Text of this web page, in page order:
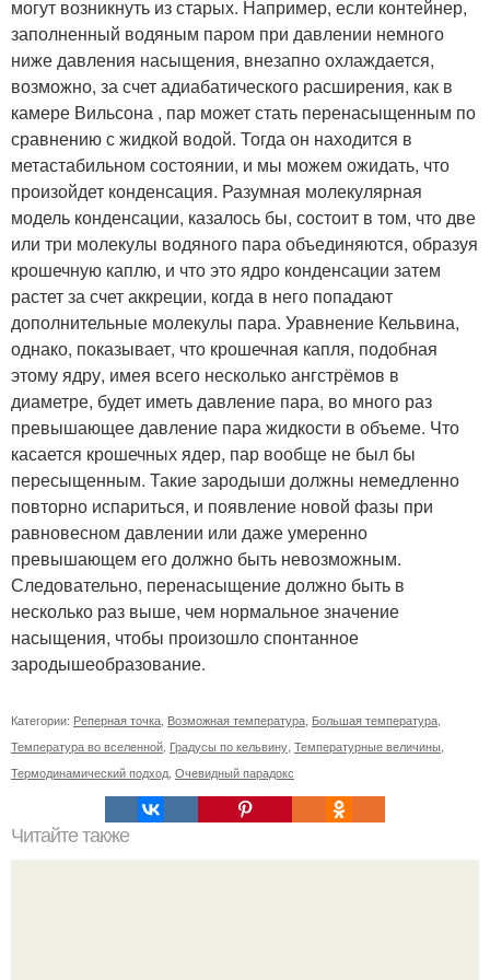
могут возникнуть из старых. Например, если контейнер,
заполненный водяным паром при давлении немного
ниже давления насыщения, внезапно охлаждается,
возможно, за счет адиабатического расширения, как в
камере Вильсона , пар может стать перенасыщенным по
сравнению с жидкой водой. Тогда он находится в
метастабильном состоянии, и мы можем ожидать, что
произойдет конденсация. Разумная молекулярная
модель конденсации, казалось бы, состоит в том, что две
или три молекулы водяного пара объединяются, образуя
крошечную каплю, и что это ядро ​​конденсации затем
растет за счет аккреции, когда в него попадают
дополнительные молекулы пара. Уравнение Кельвина,
однако, показывает, что крошечная капля, подобная
этому ядру, имея всего несколько ангстрёмов в
диаметре, будет иметь давление пара, во много раз
превышающее давление пара жидкости в объеме. Что
касается крошечных ядер, пар вообще не был бы
пересыщенным. Такие зародыши должны немедленно
повторно испариться, и появление новой фазы при
равновесном давлении или даже умеренно
превышающем его должно быть невозможным.
Следовательно, перенасыщение должно быть в
несколько раз выше, чем нормальное значение
насыщения, чтобы произошло спонтанное
зародышеобразование.
Категории: Реперная точка Возможная температура Большая температура
Температура во вселенной Градусы по кельвину Температурные величины
Термодинамический подход Очевидный парадокс
Читайте также